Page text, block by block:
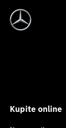
Kupite online